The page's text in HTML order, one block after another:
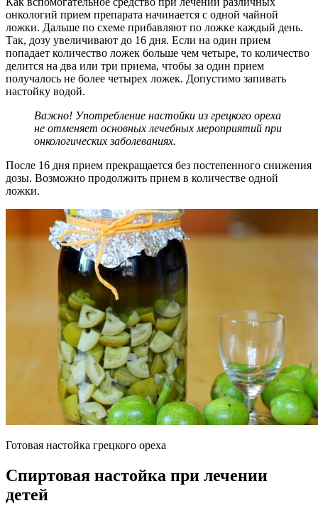
онкологий прием препарата начинается с одной чайной
ложки. Дальше по схеме прибавляют по ложке каждый день.
Так, дозу увеличивают до 16 дня. Если на один прием
попадает количество ложек больше чем четыре, то количество
делится на два или три приема, чтобы за один прием
получалось не более четырех ложек. Допустимо запивать
настойку водой.
Важно! Употребление настойки из грецкого ореха
не отменяет основных лечебных мероприятий при
онкологических заболеваниях.
После 16 дня прием прекращается без постепенного снижения
дозы. Возможно продолжить прием в количестве одной
ложки.
Готовая настойка грецкого ореха
Спиртовая настойка при лечении
детей